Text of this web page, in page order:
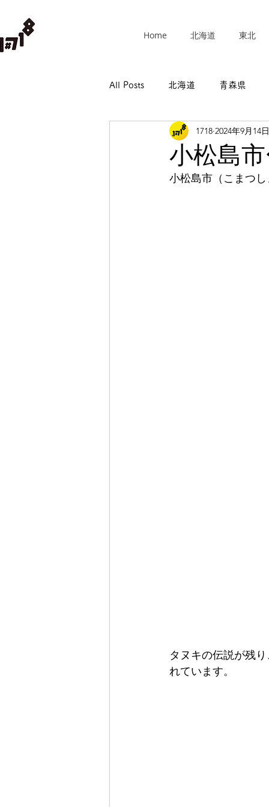
Home 北海道 東北
All Posts 北海道 青森県
埼玉県 千葉県
岐阜県 静岡県
小松島
1718 2024年9月14日
小松島市（こまつ
タヌキの伝説が残
れています。